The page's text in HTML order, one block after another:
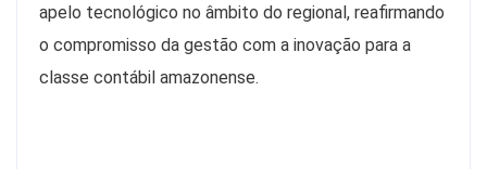
apelo tecnológico no âmbito do regional, reafirmando
o compromisso da gestão com a inovação para a
classe contábil amazonense.